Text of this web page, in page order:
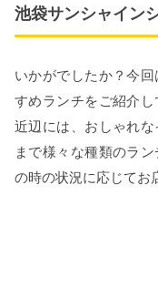
池袋サンシャイン
いかがでしたか？今
すめランチをご紹介
近辺には、おしゃれ
まで様々な種類のラ
の時の状況に応じてお